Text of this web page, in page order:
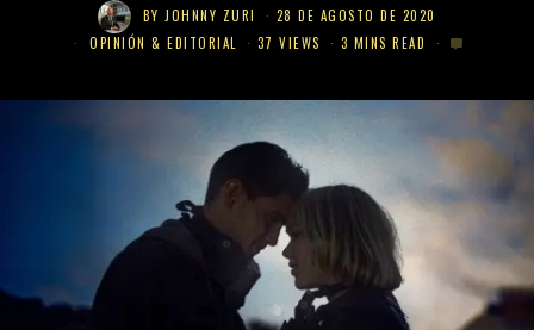
BYJOHNNY ZURI
28 DE AGOSTO DE 2020
OPINIÓN & EDITORIAL
37 VIEWS 3 MINS READ